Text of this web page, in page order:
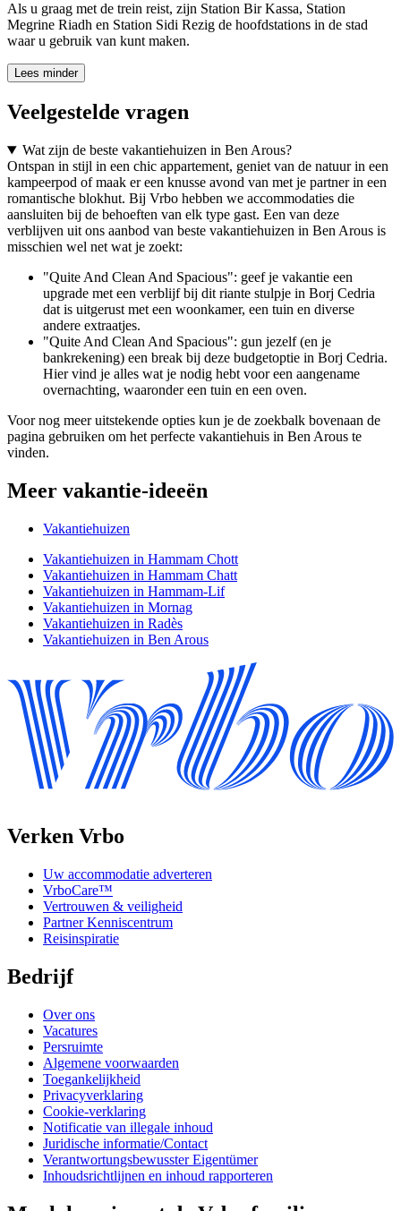
Als u graag met de trein reist, zijn Station Bir Kassa, Station
Megrine Riadh en Station Sidi Rezig de hoofdstations in de stad
waar u gebruik van kunt maken.
Lees minder
Veelgestelde vragen
Wat zijn de beste vakantiehuizen in Ben Arous?
Ontspan in stijl in een chic appartement, geniet van de natuur in een
kampeerpod of maak er een knusse avond van met je partner in een
romantische blokhut. Bij Vrbo hebben we accommodaties die
aansluiten bij de behoeften van elk type gast. Een van deze
verblijven uit ons aanbod van beste vakantiehuizen in Ben Arous is
misschien wel net wat je zoekt:
"Quite And Clean And Spacious": geef je vakantie een
upgrade met een verblijf bij dit riante stulpje in Borj Cedria
dat is uitgerust met een woonkamer, een tuin en diverse
andere extraatjes.
"Quite And Clean And Spacious": gun jezelf (en je
bankrekening) een break bij deze budgetoptie in Borj Cedria.
Hier vind je alles wat je nodig hebt voor een aangename
overnachting, waaronder een tuin en een oven.
Voor nog meer uitstekende opties kun je de zoekbalk bovenaan de
pagina gebruiken om het perfecte vakantiehuis in Ben Arous te
vinden.
Meer vakantie-ideeën
Vakantiehuizen
Vakantiehuizen in Hammam Chott
Vakantiehuizen in Hammam Chatt
Vakantiehuizen in Hammam-Lif
Vakantiehuizen in Mornag
Vakantiehuizen in Radès
Vakantiehuizen in Ben Arous
Verken Vrbo
Uw accommodatie adverteren
VrboCare™
Vertrouwen & veiligheid
Partner Kenniscentrum
Reisinspiratie
Bedrijf
Over ons
Vacatures
Persruimte
Algemene voorwaarden
Toegankelijkheid
Privacyverklaring
Cookie-verklaring
Notificatie van illegale inhoud
Juridische informatie/Contact
Verantwortungsbewusster Eigentümer
Inhoudsrichtlijnen en inhoud rapporteren